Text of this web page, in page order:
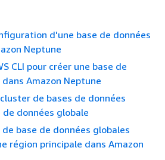
d'une base de données
Neptune
CLI pour créer une base de
Amazon Neptune
de bases de données
données globale
base de données globales
région principale dans Amazon